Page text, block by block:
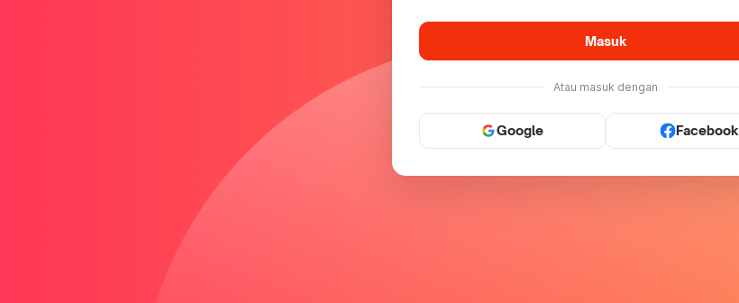
Masuk
Atau masuk dengan
Google Facebook